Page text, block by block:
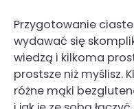
Przygotowanie
wydawać się
wiedzą i kilkoma
prostsze niż myślisz.
różne mąki